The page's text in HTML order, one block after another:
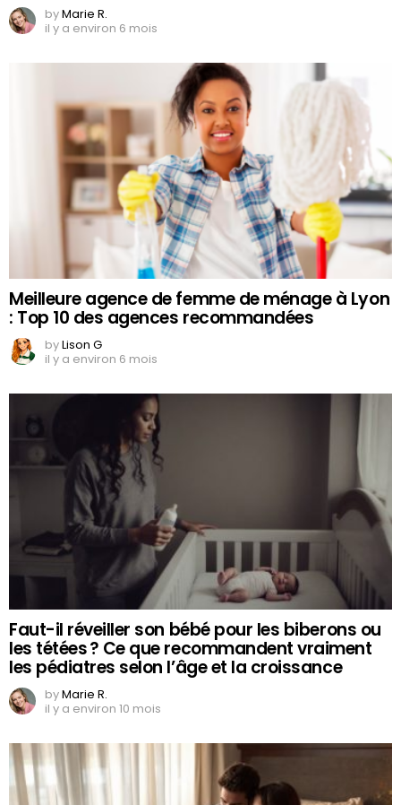
byMarie R.
il y a environ 6 mois
Meilleure agence de femme de ménage à Lyon
: Top 10 des agences recommandées
byLison G
il y a environ 6 mois
Faut-il réveiller son bébé pour les biberons ou
les tétées ? Ce que recommandent vraiment
les pédiatres selon l’âge et la croissance
byMarie R.
il y a environ 10 mois